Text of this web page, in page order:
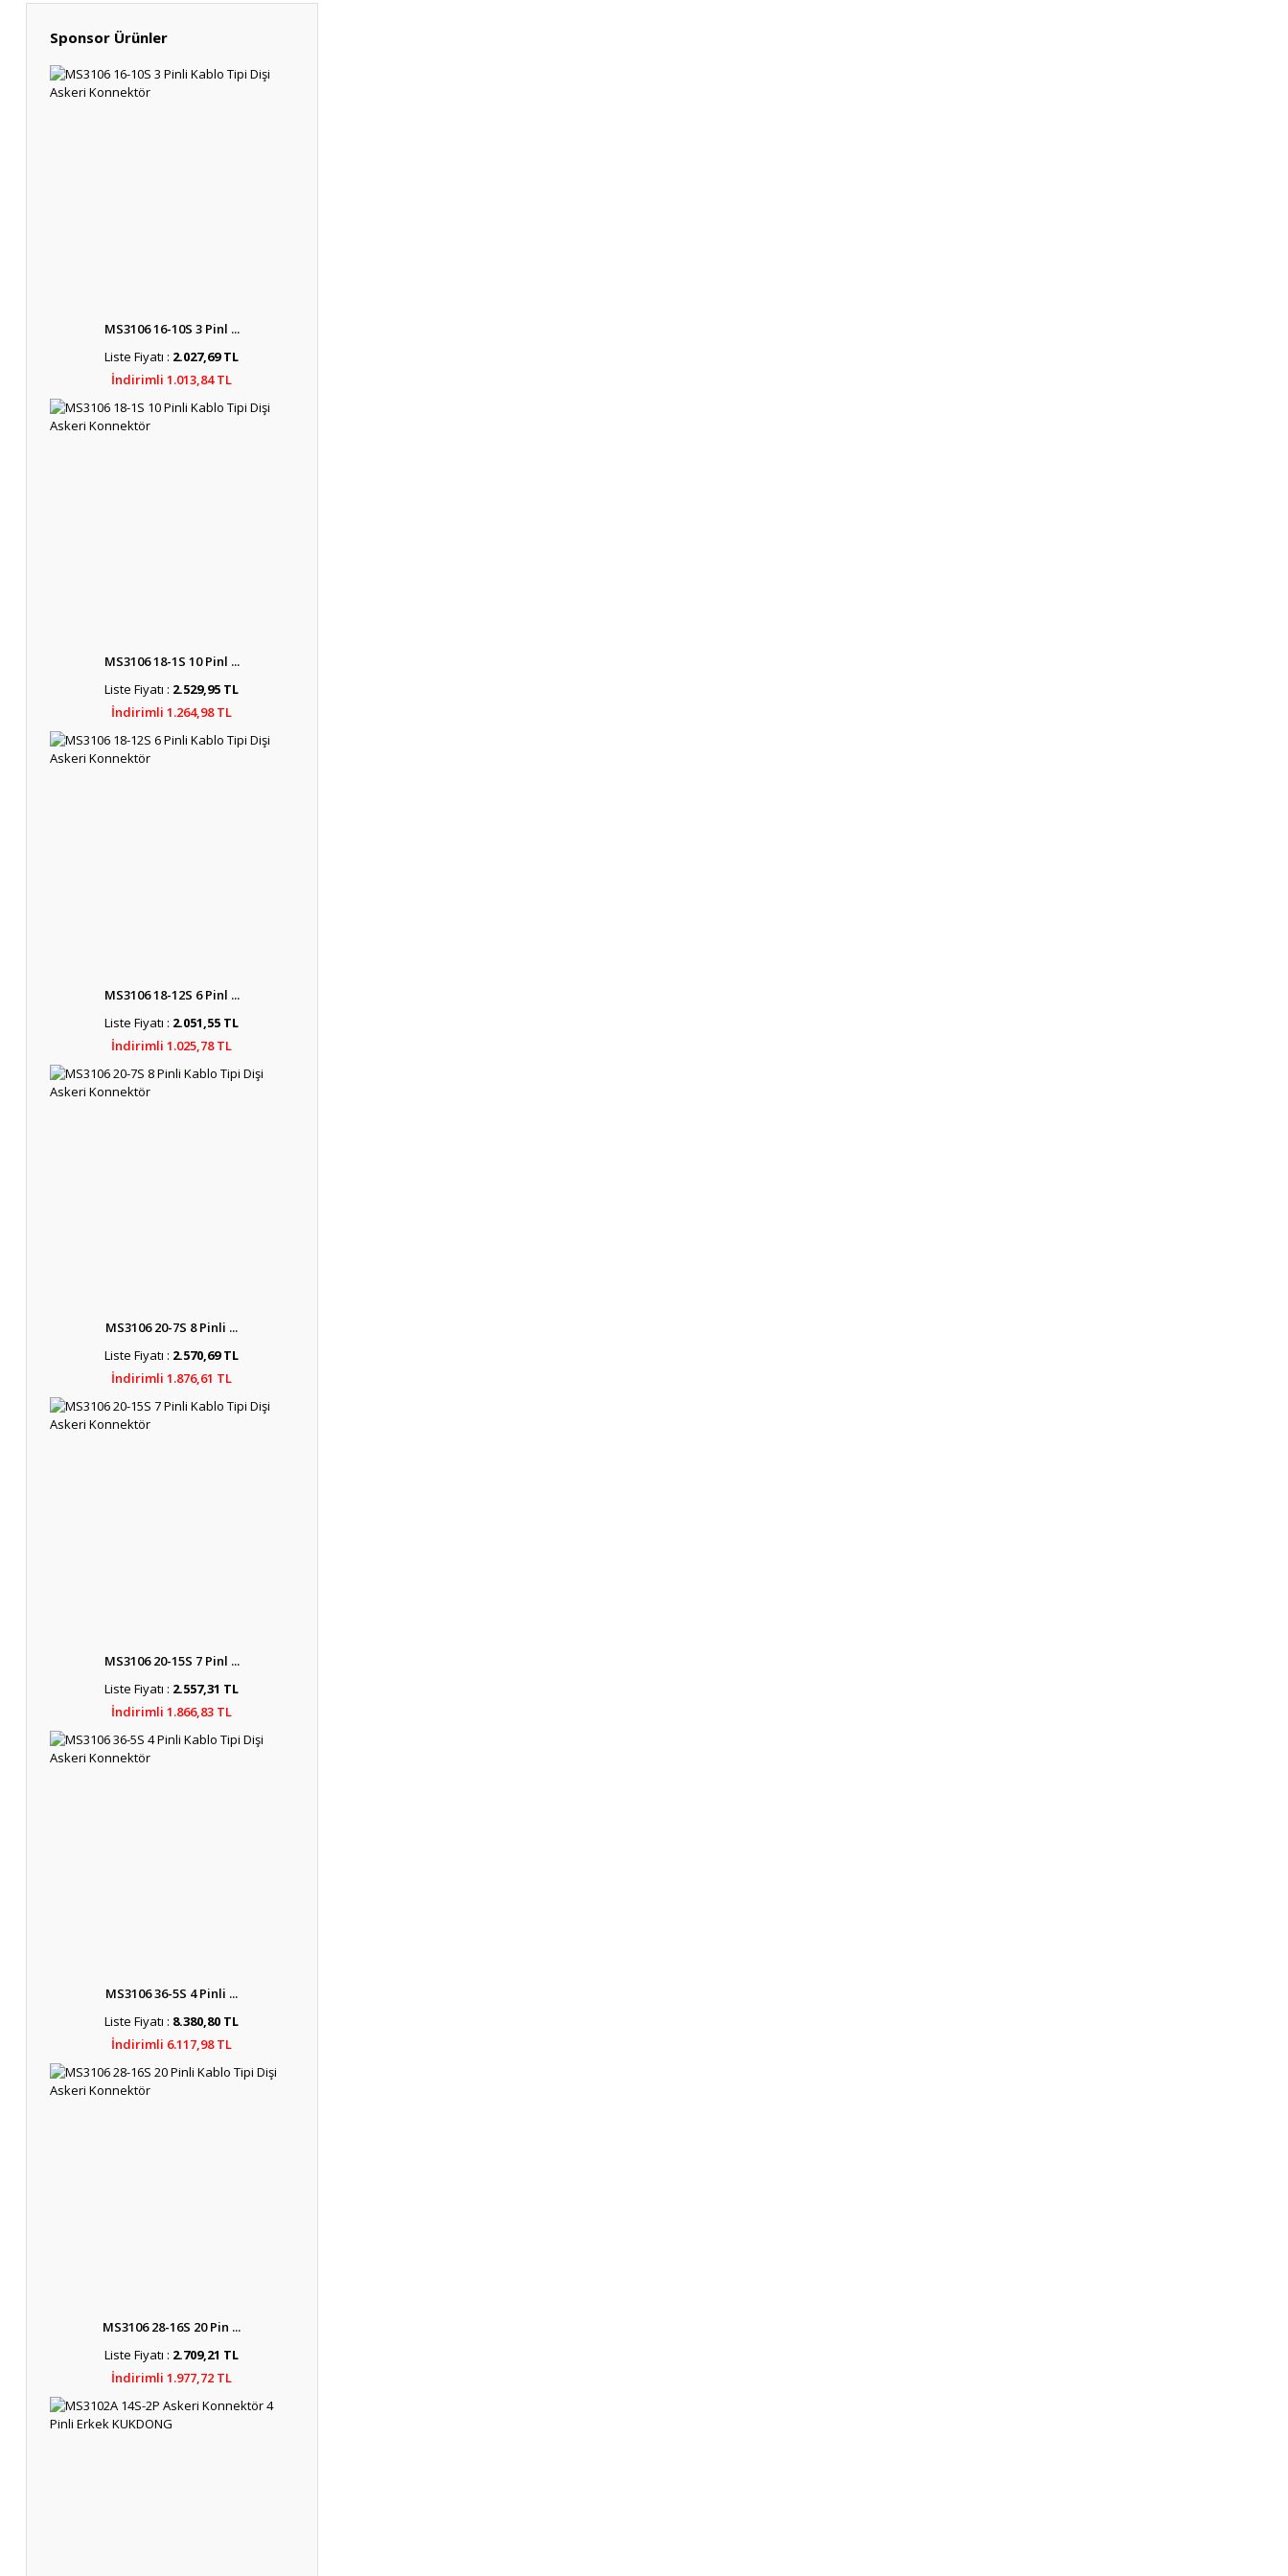
Sponsor Ürünler
MS3106 16-10S 3 Pinl ...
Liste Fiyatı : 2.027,69 TL
İndirimli 1.013,84 TL
MS3106 18-1S 10 Pinl ...
Liste Fiyatı : 2.529,95 TL
İndirimli 1.264,98 TL
MS3106 18-12S 6 Pinl ...
Liste Fiyatı : 2.051,55 TL
İndirimli 1.025,78 TL
MS3106 20-7S 8 Pinli ...
Liste Fiyatı : 2.570,69 TL
İndirimli 1.876,61 TL
MS3106 20-15S 7 Pinl ...
Liste Fiyatı : 2.557,31 TL
İndirimli 1.866,83 TL
MS3106 36-5S 4 Pinli ...
Liste Fiyatı : 8.380,80 TL
İndirimli 6.117,98 TL
MS3106 28-16S 20 Pin ...
Liste Fiyatı : 2.709,21 TL
İndirimli 1.977,72 TL